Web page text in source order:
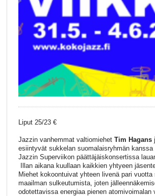
Liput 25/23 €
Jazzin vanhemmat valtiomiehetTim Hagans
esiintyvät sukkelan suomalaisryhmän
Jazzin Superviikon päättäjäiskonsertissa
Illan aikana kuullaan kaikkien yhtyeen
Miehet kokoontuivat yhteen livenä pari vuotta
maailman sulkeutumista, joten
odotettavissa energiaa pienen atomivoimalan